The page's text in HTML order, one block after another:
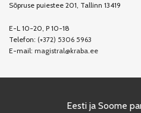
Sõpruse puiestee 201, Tallinn 13419
E-L 10-20, P 10-18
Telefon: (+372) 5306 5963
E-mail: magistral@kraba.ee
Eesti ja Soome